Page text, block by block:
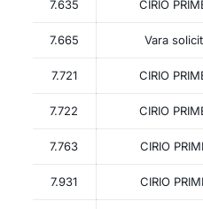
7.635 CIRIO
7.665 Vara
7.721 CIRIO
7.722 CIRIO
7.763 CIRIO
7.931 CIRIO